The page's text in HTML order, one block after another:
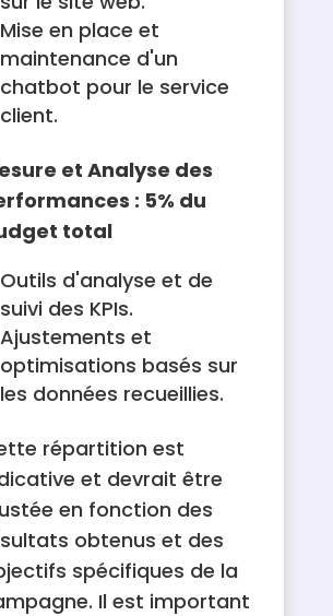
Mise en place et
maintenance d'un
chatbot pour le service
client.
et Analyse des
: 5% du
total
Outils d'analyse et de
suivi des KPIs.
Ajustements et
optimisations basés sur
les données recueillies.
répartition est
et devrait être
en fonction des
obtenus et des
spécifiques de la
Il est important